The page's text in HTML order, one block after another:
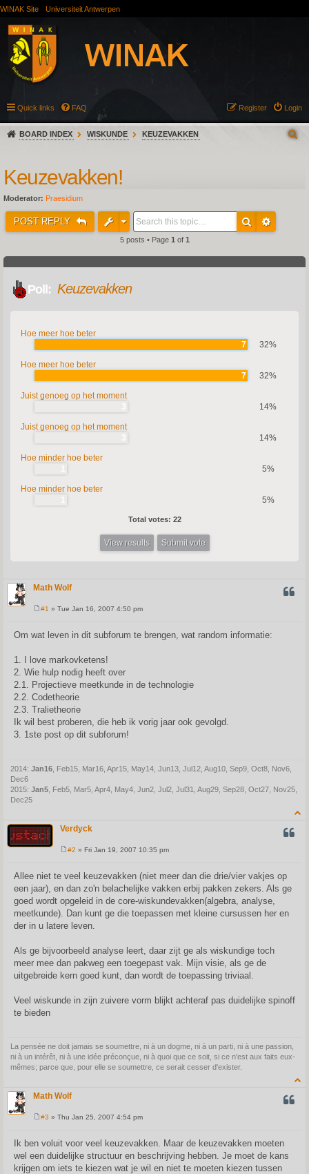
WINAK Site Universiteit Antwerpen
Quick links FAQ Login
Register
BOARD INDEX WISKUNDE KEUZEVAKKEN
Keuzevakken!
Moderator: Praesidium
POST REPLY
5 posts • Page 1 of 1
Poll: Keuzevakken
Hoe meer hoe beter
7
32%
Hoe meer hoe beter
7
32%
Juist genoeg op het moment
14%
Juist genoeg op het moment
14%
Hoe minder hoe beter
5%
Hoe minder hoe beter
5%
Total votes: 22
View results
Math Wolf
s
t
#1 » Tue Jan 16, 2007 4:50 pm
Om wat leven in dit subforum te brengen, wat random informatie:
1. I love markovketens!
2. Wie hulp nodig heeft over
2.1. Projectieve meetkunde in de technologie
2.2. Codetheorie
2.3. Tralietheorie
Ik wil best proberen, die heb ik vorig jaar ook gevolgd.
3. 1ste post op dit subforum!
2014: Jan16 , Feb15, Mar16, Apr15, May14, Jun13, Jul12, Aug10, Sep9, Oct8, Nov6,
Dec6
2015: Jan5 , Feb5, Mar5, Apr4, May4, Jun2, Jul2, Jul31, Aug29, Sep28, Oct27, Nov25,
Dec25
Verdyck
t
#2 » Fri Jan 19, 2007 10:35 pm
Allee niet te veel keuzevakken (niet meer dan die drie/vier vakjes op
een jaar), en dan zo'n belachelijke vakken erbij pakken zekers. Als ge
goed wordt opgeleid in de core-wiskundevakken(algebra, analyse,
meetkunde). Dan kunt ge die toepassen met kleine cursussen her en
der in u latere leven.
Als ge bijvoorbeeld analyse leert, daar zijt ge als wiskundige toch
meer mee dan pakweg een toegepast vak. Mijn visie, als ge de
uitgebreide kern goed kunt, dan wordt de toepassing triviaal.
Veel wiskunde in zijn zuivere vorm blijkt achteraf pas duidelijke spinoff
te bieden
La pensée ne doit jamais se soumettre, ni à un dogme, ni à un parti, ni à une passion,
ni à un intérêt, ni à une idée préconçue, ni à quoi que ce soit, si ce n'est aux faits eux-
mêmes; parce que, pour elle se soumettre, ce serait cesser d'exister.
Math Wolf
t
#3 » Thu Jan 25, 2007 4:54 pm
Ik ben voluit voor veel keuzevakken. Maar de keuzevakken moeten
wel een duidelijke structuur en beschrijving hebben. Je moet de kans
krijgen om iets te kiezen wat je wil en niet te moeten kiezen tussen